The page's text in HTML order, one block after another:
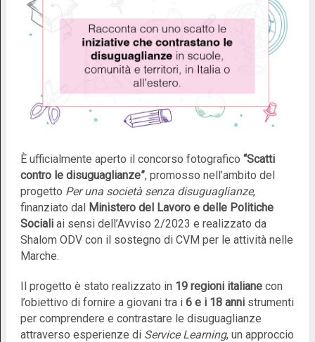
È ufficialmente aperto il concorso fotografico “Scatti
contro le disuguaglianze”, promosso nell’ambito del
progetto Per una società senza disuguaglianze,
finanziato dal Ministero del Lavoro e delle Politiche
Socialiai sensi dell’Avviso 2/2023 e realizzato da
Shalom ODV con il sostegno di CVM per le attività nelle
Marche.
Il progetto è stato realizzato in 19 regioni italianecon
l’obiettivo di fornire a giovani tra i 6 e i 18 annistrumenti
per comprendere e contrastare le disuguaglianze
attraverso esperienze di Service Learning, un approccio